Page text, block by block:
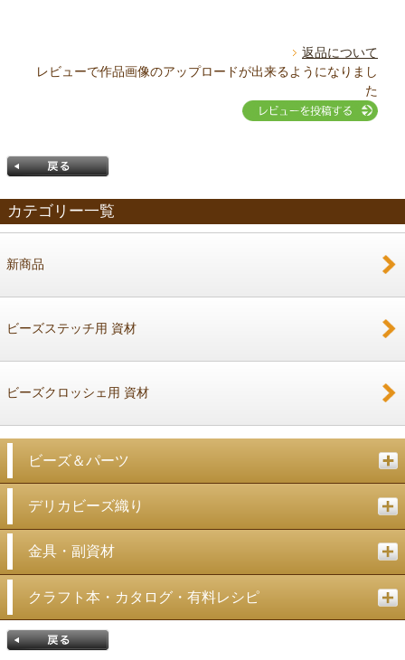
返品について
レビューで作品画像のアップロードが出来るようになりまし
た
カテゴリー一覧
新商品
ビーズステッチ用 資材
ビーズクロッシェ用 資材
ビーズ＆パーツ
デリカビーズ織り
金具・副資材
クラフト本・カタログ・有料レシピ